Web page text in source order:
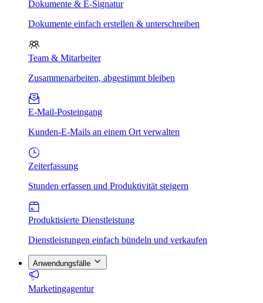
Dokumente & E-Signatur
Dokumente einfach erstellen & unterschreiben
Team & Mitarbeiter
Zusammenarbeiten, abgestimmt bleiben
E-Mail-Posteingang
Kunden-E-Mails an einem Ort verwalten
Zeiterfassung
Stunden erfassen und Produktivität steigern
Produktisierte Dienstleistung
Dienstleistungen einfach bündeln und verkaufen
Anwendungsfälle
Marketingagentur